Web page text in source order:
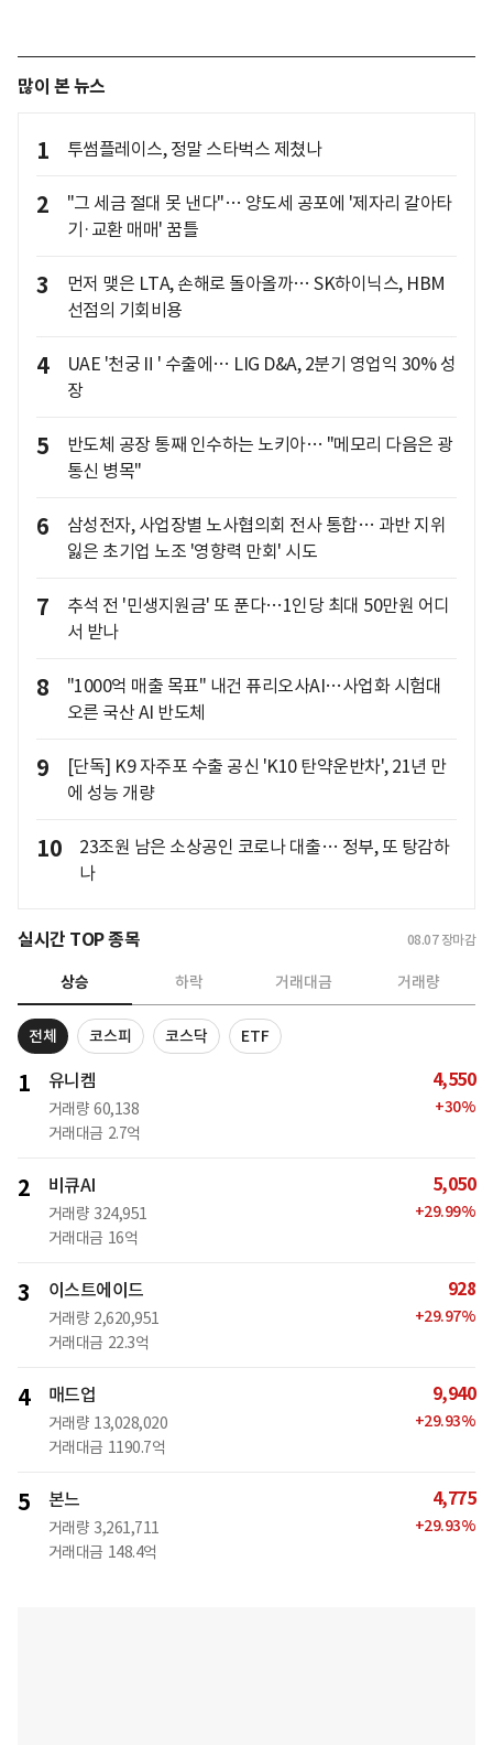
많이 본 뉴스
1 투썸플레이스, 정말 스타벅스 제쳤나
2
"그 세금 절대 못 낸다"… 양도세 공포에 '제자리 갈아타
기·교환 매매' 꿈틀
3
먼저 맺은 LTA, 손해로 돌아올까… SK하이닉스, HBM
선점의 기회비용
4
UAE '천궁Ⅱ' 수출에… LIG D&A, 2분기 영업익 30% 성
장
5
반도체 공장 통째 인수하는 노키아… "메모리 다음은 광
통신 병목"
6
삼성전자, 사업장별 노사협의회 전사 통합… 과반 지위
잃은 초기업 노조 '영향력 만회' 시도
7
추석 전 '민생지원금' 또 푼다…1인당 최대 50만원 어디
서 받나
8
"1000억 매출 목표" 내건 퓨리오사AI…사업화 시험대
오른 국산 AI 반도체
9
[단독] K9 자주포 수출 공신 'K10 탄약운반차', 21년 만
에 성능 개량
10
23조원 남은 소상공인 코로나 대출… 정부, 또 탕감하
나
실시간 TOP 종목 08.07 장마감
상승 하락 거래대금 거래량
전체 코스피 코스닥 ETF
1 유니켐
거래량 60,138
거래대금 2.7억
4,550
+30%
2 비큐AI
거래량 324,951
거래대금 16억
5,050
+29.99%
3 이스트에이드
거래량 2,620,951
거래대금 22.3억
928
+29.97%
4 매드업
거래량 13,028,020
거래대금 1190.7억
9,940
+29.93%
5 본느
거래량 3,261,711
거래대금 148.4억
4,775
+29.93%